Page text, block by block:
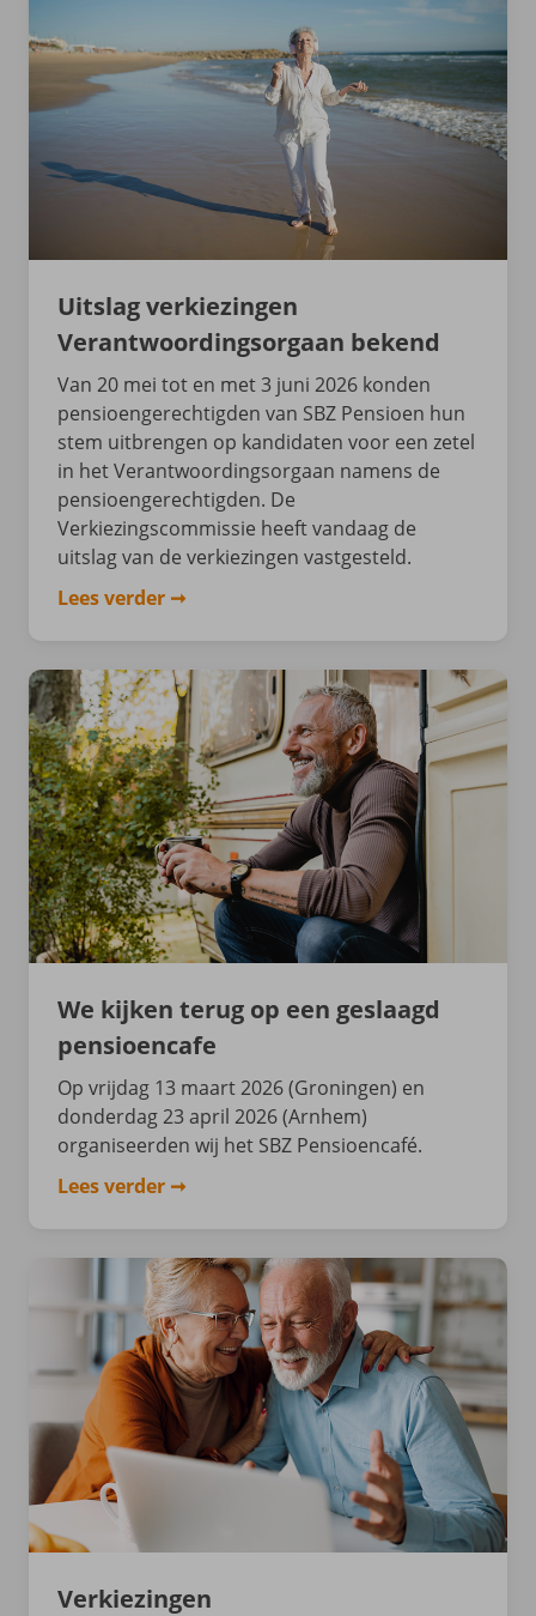
Uitslag verkiezingen
Verantwoordingsorgaan bekend
Van 20 mei tot en met 3 juni 2026 konden
pensioengerechtigden van SBZ Pensioen hun
stem uitbrengen op kandidaten voor een zetel
in het Verantwoordingsorgaan namens de
pensioengerechtigden. De
Verkiezingscommissie heeft vandaag de
uitslag van de verkiezingen vastgesteld.
Lees verder
We kijken terug op een geslaagd
pensioencafe
Op vrijdag 13 maart 2026 (Groningen) en
donderdag 23 april 2026 (Arnhem)
organiseerden wij het SBZ Pensioencafé.
Lees verder
Verkiezingen